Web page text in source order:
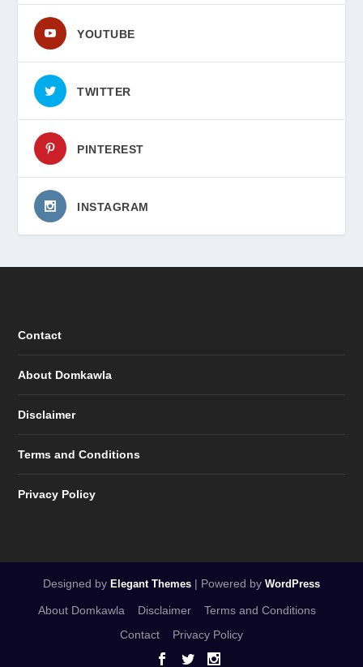
YOUTUBE
TWITTER
PINTEREST
INSTAGRAM
Contact
About Domkawla
Disclaimer
Terms and Conditions
Privacy Policy
Designed by Elegant Themes | Powered by WordPress
About Domkawla Disclaimer
Terms and Conditions
Contact
Privacy Policy